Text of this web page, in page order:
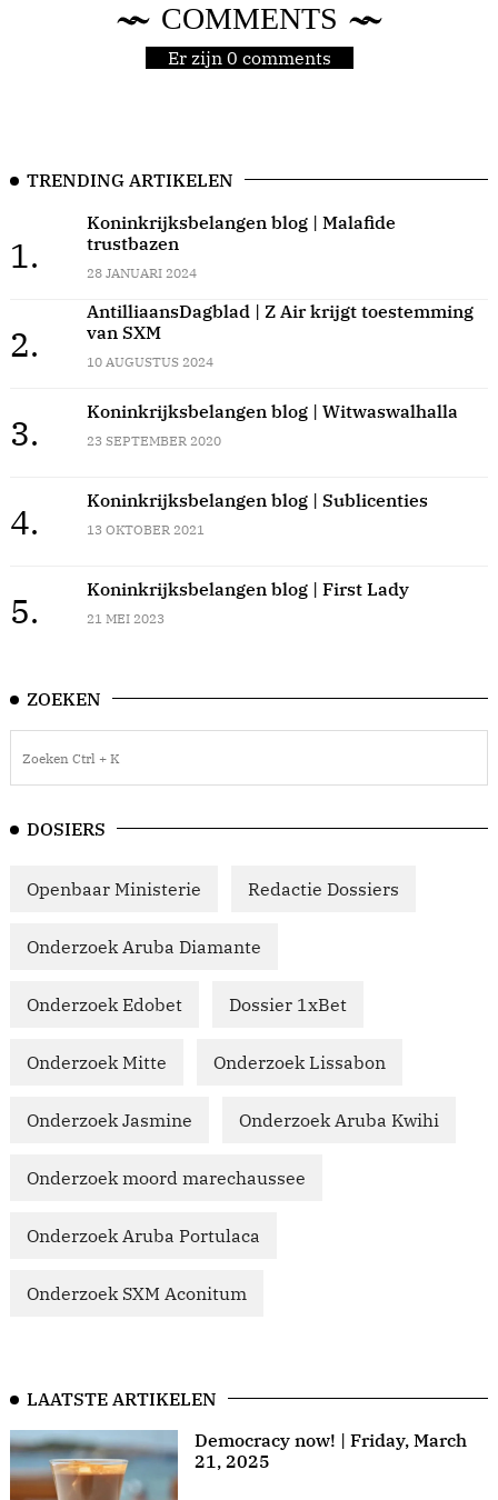
COMMENTS
Er zijn 0 comments
TRENDING ARTIKELEN
1.
Koninkrijksbelangen blog | Malafide
trustbazen
28 JANUARI 2024
2.
AntilliaansDagblad | Z Air krijgt toestemming
van SXM
10 AUGUSTUS 2024
3.
Koninkrijksbelangen blog | Witwaswalhalla
23 SEPTEMBER 2020
4.
Koninkrijksbelangen blog | Sublicenties
13 OKTOBER 2021
5.
Koninkrijksbelangen blog | First Lady
21 MEI 2023
ZOEKEN
DOSIERS
Openbaar Ministerie Redactie Dossiers
Onderzoek Aruba Diamante
Onderzoek Edobet Dossier 1xBet
Onderzoek Mitte Onderzoek Lissabon
Onderzoek Jasmine Onderzoek Aruba Kwihi
Onderzoek moord marechaussee
Onderzoek Aruba Portulaca
Onderzoek SXM Aconitum
LAATSTE ARTIKELEN
Democracy now! | Friday, March
21, 2025